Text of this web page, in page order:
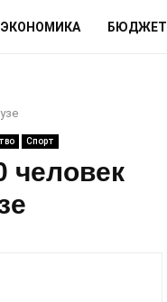
ЭКОНОМИКА БЮДЖЕТ
Спорт
человек